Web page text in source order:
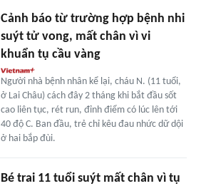
Cảnh báo từ trường hợp bệnh nhi
suýt tử vong, mất chân vì vi
khuẩn tụ cầu vàng
Người nhà bệnh nhân kể lại, cháu N. (11 tuổi,
ở Lai Châu) cách đây 2 tháng khi bắt đầu sốt
cao liên tục, rét run, đỉnh điểm có lúc lên tới
40 độ C. Ban đầu, trẻ chỉ kêu đau nhức dữ dội
ở hai bắp đùi.
Bé trai 11 tuổi suýt mất chân vì tụ